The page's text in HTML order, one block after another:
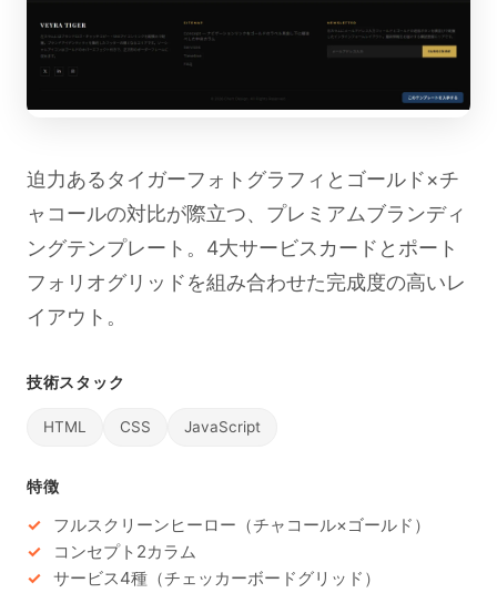
迫力あるタイガーフォトグラフィとゴールド×チ
ャコールの対比が際立つ、プレミアムブランディ
ングテンプレート。4大サービスカードとポート
フォリオグリッドを組み合わせた完成度の高いレ
イアウト。
技術スタック
HTML CSS JavaScript
特徴
フルスクリーンヒーロー（チャコール×ゴールド）
コンセプト2カラム
サービス4種（チェッカーボードグリッド）